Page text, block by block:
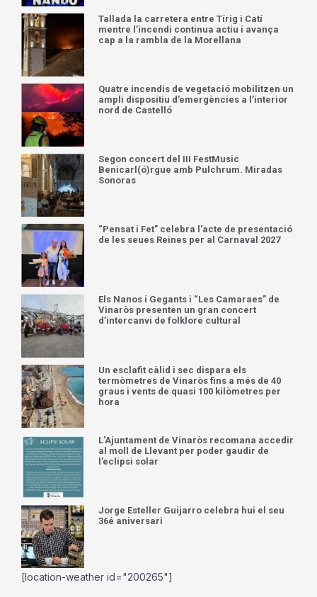
Tallada la carretera entre Tírig i Catí
mentre l’incendi continua actiu i avança
cap a la rambla de la Morellana
Quatre incendis de vegetació mobilitzen un
ampli dispositiu d’emergències a l’interior
nord de Castelló
Segon concert del III FestMusic
Benicarl(ó)rgue amb Pulchrum. Miradas
Sonoras
“Pensat i Fet” celebra l’acte de presentació
de les seues Reines per al Carnaval 2027
Els Nanos i Gegants i “Les Camaraes” de
Vinaròs presenten un gran concert
d’intercanvi de folklore cultural
Un esclafit càlid i sec dispara els
termòmetres de Vinaròs fins a més de 40
graus i vents de quasi 100 kilòmetres per
hora
L’Ajuntament de Vinaròs recomana accedir
al moll de Llevant per poder gaudir de
l’eclipsi solar
Jorge Esteller Guijarro celebra hui el seu
36é aniversari
[location-weather id="200265"]